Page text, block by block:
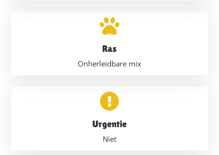
Ras
Onherleidbare mix
Urgentie
Niet